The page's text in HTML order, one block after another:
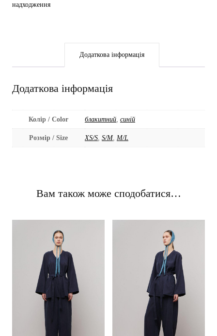
надходження
Додаткова інформація
Додаткова інформація
Колір / Color блакитний синій
Розмір / Size XS/S S/M, M/L
Вам також може сподобатися…